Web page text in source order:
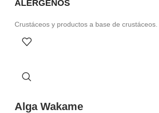
ALÉRGENOS
Crustáceos y productos a base de
Alga Wakame